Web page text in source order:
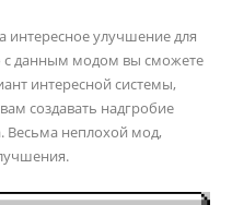
интересное улучшение для
с данным модом вы сможете
интересной системы,
создавать надгробие
Весьма неплохой мод,